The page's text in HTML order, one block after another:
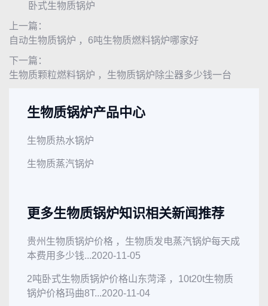
卧式生物质锅炉
上一篇：
自动生物质锅炉 ，6吨生物质燃料锅炉哪家好
下一篇：
生物质颗粒燃料锅炉 ，生物质锅炉除尘器多少钱一台
生物质锅炉产品中心
生物质热水锅炉
生物质蒸汽锅炉
更多生物质锅炉知识相关新闻推荐
贵州生物质锅炉价格 ，生物质发电蒸汽锅炉每天成
本费用多少钱...2020-11-05
2吨卧式生物质锅炉价格山东菏泽 ，10t20t生物质
锅炉价格玛曲8T...2020-11-04